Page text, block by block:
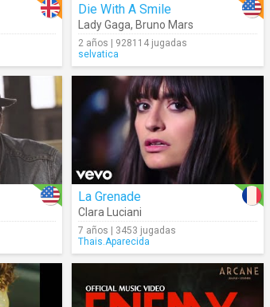
Die With A Smile
Lady Gaga, Bruno Mars
2 años | 928114 jugadas
selvatica
La Grenade
Clara Luciani
7 años | 3453 jugadas
Thais.Aparecida